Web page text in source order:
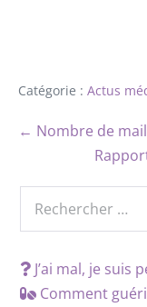
Catégorie : Actus
← Nombre de
J’ai mal, je suis
Comment